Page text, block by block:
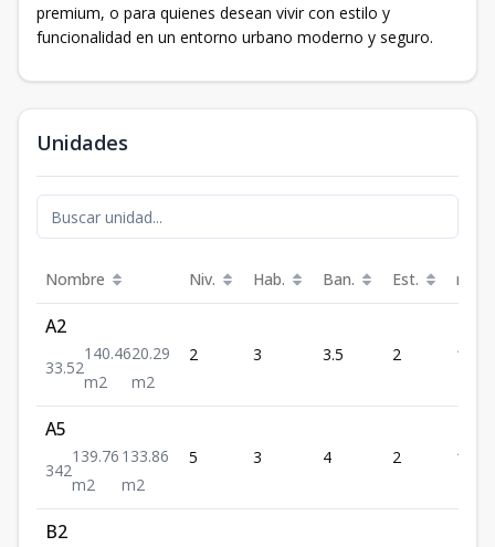
premium, o para quienes desean vivir con estilo y
funcionalidad en un entorno urbano moderno y seguro.
Unidades
Nombre Niv. Hab. Ban. Est. m²
A2
33.52
140.46
m2
20.29
m2
2 3 3.5 2
A5
342
139.76
m2
133.86
m2
5 3 4 2
B2